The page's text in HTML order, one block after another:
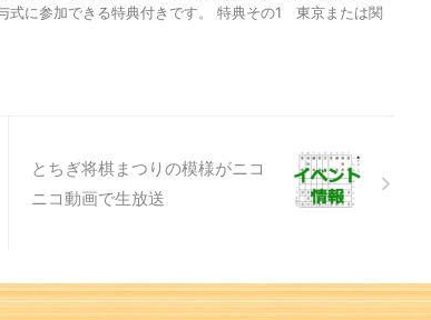
式に参加できる特典付きです。 特典その1 東京または関
とちぎ将棋まつりの模様がニコ
ニコ動画で生放送